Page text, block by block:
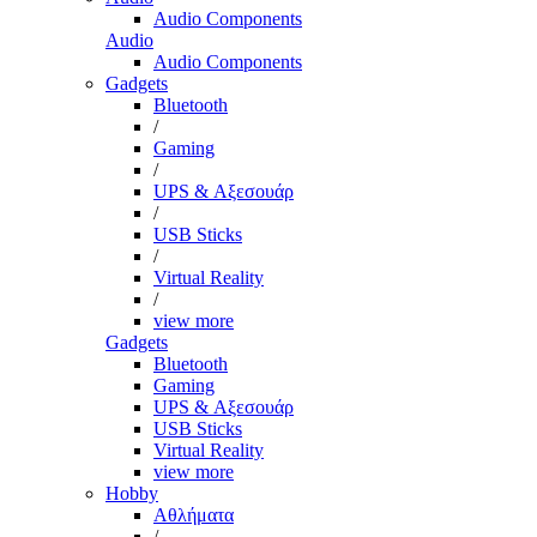
Audio Components
Audio
Audio Components
Gadgets
Bluetooth
/
Gaming
/
UPS & Αξεσουάρ
/
USB Sticks
/
Virtual Reality
/
view more
Gadgets
Bluetooth
Gaming
UPS & Αξεσουάρ
USB Sticks
Virtual Reality
view more
Hobby
Αθλήματα